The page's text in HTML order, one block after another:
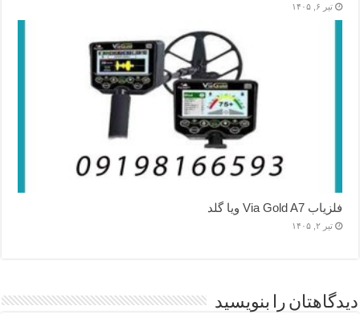
تیر ۶, ۱۴۰۵
فلزیاب Via Gold A7 ویا گلد
تیر ۲, ۱۴۰۵
دیدگاهتان را بنویسید